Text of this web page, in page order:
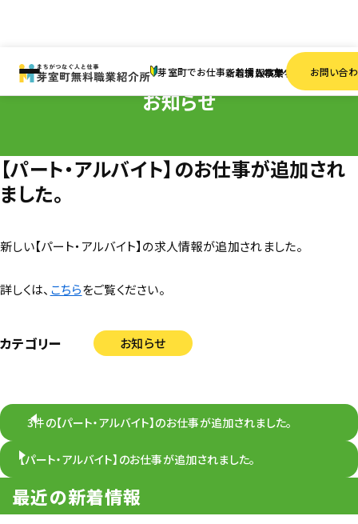
芽室町でお仕事をお探しの方へ
新着情報求人検索事業者一覧お問い合
お知らせ
【パート・アルバイト】のお仕事が追加され
ました。
新しい【パート・アルバイト】の求人情報が追加されました。
詳しくは、 こちらをご覧ください。
カテゴリー お知らせ
3件の【パート・アルバイト】のお仕事が追加されました。
【パート・アルバイト】のお仕事が追加されました。
最近の新着情報